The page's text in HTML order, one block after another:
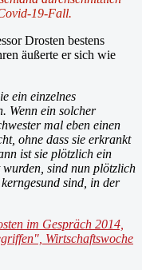
19-Fall.
Drosten bestens
äußerte er sich wie
ein einzelnes
Wenn ein solcher
mal eben einen
ohne dass sie erkrankt
ist sie plötzlich ein
sind nun plötzlich
sind, in der
im Gespräch 2014,
Wirtschaftswoche